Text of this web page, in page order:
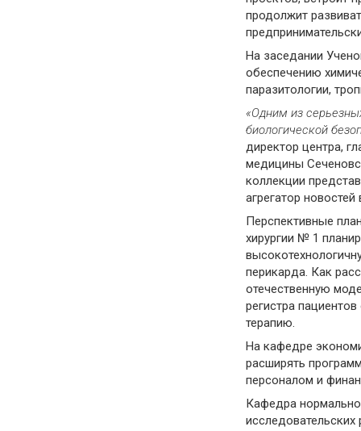
продолжит
На заседании
обеспечению
паразитологии,
«Одним из
биологической бе
директор центра,
медицины
коллекции
агрегатор
Перспективные
хирургии № 1
перикарда. Как
отечественную
регистра
терапию.
На кафедре
расширять
персоналом и
Кафедра
исследовательских